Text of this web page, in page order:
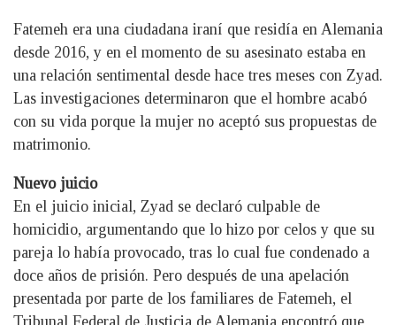
Fatemeh era una ciudadana iraní que residía en Alemania
desde 2016, y en el momento de su asesinato estaba en
una relación sentimental desde hace tres meses con Zyad.
Las investigaciones determinaron que el hombre acabó
con su vida porque la mujer no aceptó sus propuestas de
matrimonio.
Nuevo juicio
En el juicio inicial, Zyad se declaró culpable de
homicidio, argumentando que lo hizo por celos y que su
pareja lo había provocado, tras lo cual fue condenado a
doce años de prisión. Pero después de una apelación
presentada por parte de los familiares de Fatemeh, el
Tribunal Federal de Justicia de Alemania encontró que